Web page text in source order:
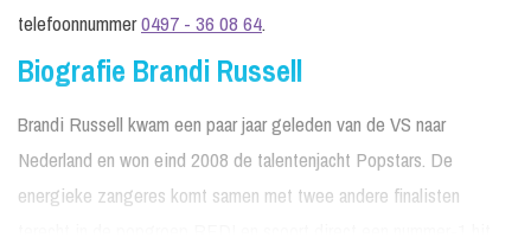
telefoonnummer0497 - 36 08 64.
Biografie Brandi Russell
Brandi Russell kwam een paar jaar geleden van de VS naar
Nederland en won eind 2008 de talentenjacht Popstars. De
energieke zangeres komt samen met twee andere finalisten